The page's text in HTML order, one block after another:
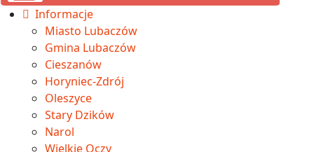
Informacje
Miasto Lubaczów
Gmina Lubaczów
Cieszanów
Horyniec-Zdrój
Oleszyce
Stary Dzików
Narol
Wielkie Oczy